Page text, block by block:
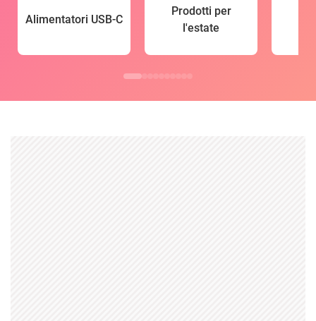
Alimentatori USB-C
Prodotti per
l'estate